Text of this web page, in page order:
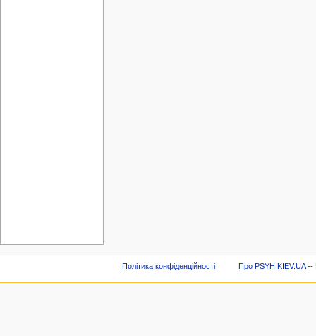
Політика конфіденційності Про PSYH.KIEV.UA --